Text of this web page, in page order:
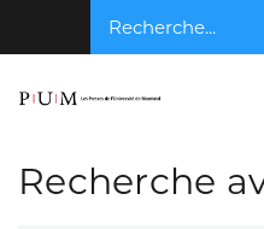
Recherche...
Recherche